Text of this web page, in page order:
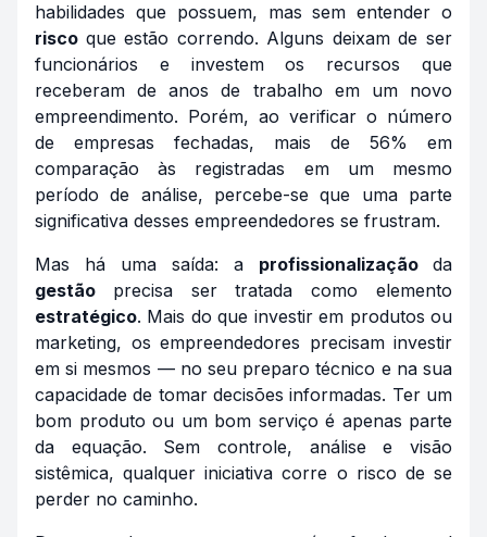
habilidades que possuem, mas sem entender o
risco que estão correndo. Alguns deixam de ser
funcionários e investem os recursos que
receberam de anos de trabalho em um novo
empreendimento. Porém, ao verificar o número
de empresas fechadas, mais de 56% em
comparação às registradas em um mesmo
período de análise, percebe-se que uma parte
significativa desses empreendedores se frustram.
Mas há uma saída: a profissionalização da
gestão precisa ser tratada como elemento
estratégico. Mais do que investir em produtos ou
marketing, os empreendedores precisam investir
em si mesmos — no seu preparo técnico e na sua
capacidade de tomar decisões informadas. Ter um
bom produto ou um bom serviço é apenas parte
da equação. Sem controle, análise e visão
sistêmica, qualquer iniciativa corre o risco de se
perder no caminho.